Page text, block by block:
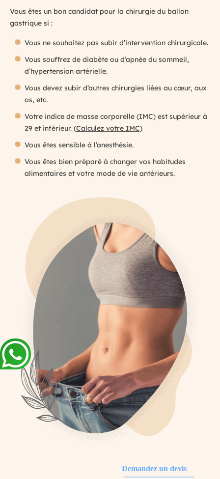
Vous êtes un bon candidat pour la chirurgie du ballon
gastrique si :
Vous ne souhaitez pas subir d’intervention chirurgicale.
Vous souffrez de diabète ou d’apnée du sommeil,
d’hypertension artérielle.
Vous devez subir d’autres chirurgies liées au cœur, aux
os, etc.
Votre indice de masse corporelle (IMC) est supérieur à
29 et inférieur. (Calculez votre IMC)
Vous êtes sensible à l’anesthésie.
Vous êtes bien préparé à changer vos habitudes
alimentaires et votre mode de vie antérieurs.
Demandez un devis